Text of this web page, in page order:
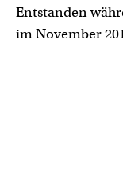
Entstanden
im November